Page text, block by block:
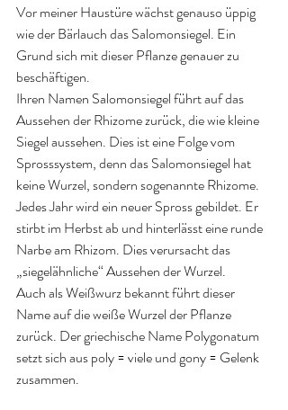
Vor meiner Haustüre wächst genauso üppig
wie der Bärlauch das Salomonsiegel. Ein
Grund sich mit dieser Pflanze genauer zu
beschäftigen.
Ihren Namen Salomonsiegel führt auf das
Aussehen der Rhizome zurück, die wie kleine
Siegel aussehen. Dies ist eine Folge vom
Sprosssystem, denn das Salomonsiegel hat
keine Wurzel, sondern sogenannte Rhizome.
Jedes Jahr wird ein neuer Spross gebildet. Er
stirbt im Herbst ab und hinterlässt eine runde
Narbe am Rhizom. Dies verursacht das
„siegelähnliche“ Aussehen der Wurzel.
Auch als Weißwurz bekannt führt dieser
Name auf die weiße Wurzel der Pflanze
zurück. Der griechische Name Polygonatum
setzt sich aus poly = viele und gony = Gelenk
zusammen.